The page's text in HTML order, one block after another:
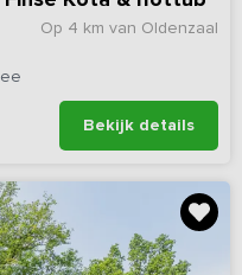
Op 4 km van Oldenzaal
Bekijk details